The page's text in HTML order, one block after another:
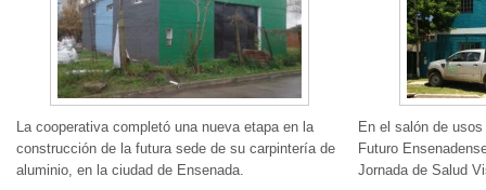
La cooperativa completó una nueva etapa en la
construcción de la futura sede de su carpintería de
aluminio, en la ciudad de Ensenada.
En el salón de
Futuro
Jornada de Salud